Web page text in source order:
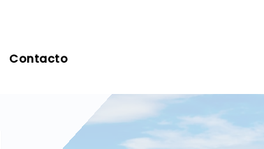
Contacto